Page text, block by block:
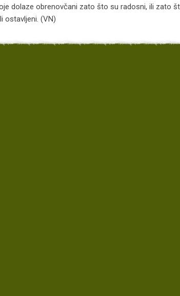
dolaze obrenovčani zato što su radosni, ili zato
ostavljeni. (VN)